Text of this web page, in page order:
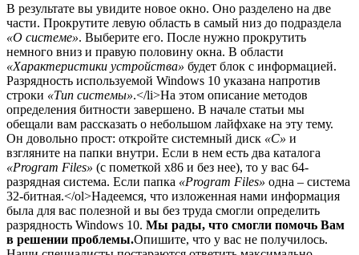
В результате вы увидите новое окно. Оно разделено на две
части. Прокрутите левую область в самый низ до подраздела
«О системе». Выберите его. После нужно прокрутить
немного вниз и правую половину окна. В области
«Характеристики устройства» будет блок с информацией.
Разрядность используемой Windows 10 указана напротив
строки «Тип системы».</li>На этом описание методов
определения битности завершено. В начале статьи мы
обещали вам рассказать о небольшом лайфхаке на эту тему.
Он довольно прост: откройте системный диск «C» и
взгляните на папки внутри. Если в нем есть два каталога
«Program Files» (с пометкой х86 и без нее), то у вас 64-
разрядная система. Если папка «Program Files» одна – система
32-битная.</ol>Надеемся, что изложенная нами информация
была для вас полезной и вы без труда смогли определить
разрядность Windows 10. Мы рады, что смогли помочь Вам
в решении проблемы.Опишите, что у вас не получилось.